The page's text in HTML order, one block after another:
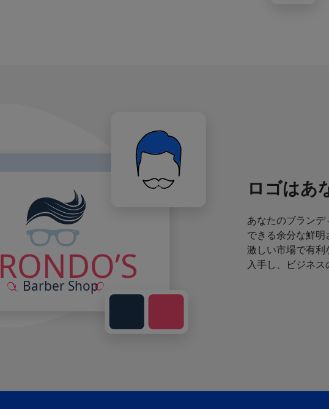
ロゴはあ
あなたのブラン
できる余分な鮮
激しい市場で有利
入手し、ビジネス